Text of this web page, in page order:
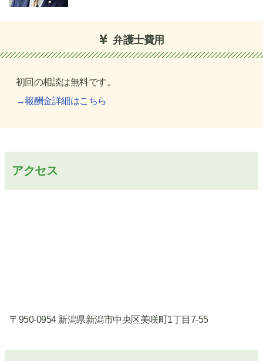
弁護士費用
初回の相談は無料です。
→報酬金詳細はこちら
アクセス
〒950-0954 新潟県新潟市中央区美咲町1丁目7-55